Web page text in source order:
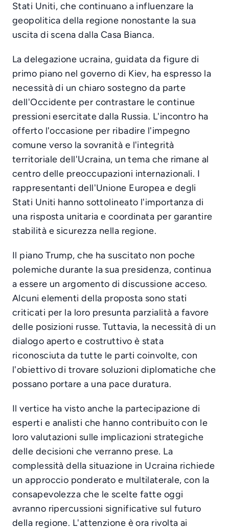
Stati Uniti, che continuano a influenzare la
geopolitica della regione nonostante la sua
uscita di scena dalla Casa Bianca.
La delegazione ucraina, guidata da figure di
primo piano nel governo di Kiev, ha espresso la
necessità di un chiaro sostegno da parte
dell'Occidente per contrastare le continue
pressioni esercitate dalla Russia. L'incontro ha
offerto l'occasione per ribadire l'impegno
comune verso la sovranità e l'integrità
territoriale dell'Ucraina, un tema che rimane al
centro delle preoccupazioni internazionali. I
rappresentanti dell'Unione Europea e degli
Stati Uniti hanno sottolineato l'importanza di
una risposta unitaria e coordinata per garantire
stabilità e sicurezza nella regione.
Il piano Trump, che ha suscitato non poche
polemiche durante la sua presidenza, continua
a essere un argomento di discussione acceso.
Alcuni elementi della proposta sono stati
criticati per la loro presunta parzialità a favore
delle posizioni russe. Tuttavia, la necessità di un
dialogo aperto e costruttivo è stata
riconosciuta da tutte le parti coinvolte, con
l'obiettivo di trovare soluzioni diplomatiche che
possano portare a una pace duratura.
Il vertice ha visto anche la partecipazione di
esperti e analisti che hanno contribuito con le
loro valutazioni sulle implicazioni strategiche
delle decisioni che verranno prese. La
complessità della situazione in Ucraina richiede
un approccio ponderato e multilaterale, con la
consapevolezza che le scelte fatte oggi
avranno ripercussioni significative sul futuro
della regione. L'attenzione è ora rivolta ai